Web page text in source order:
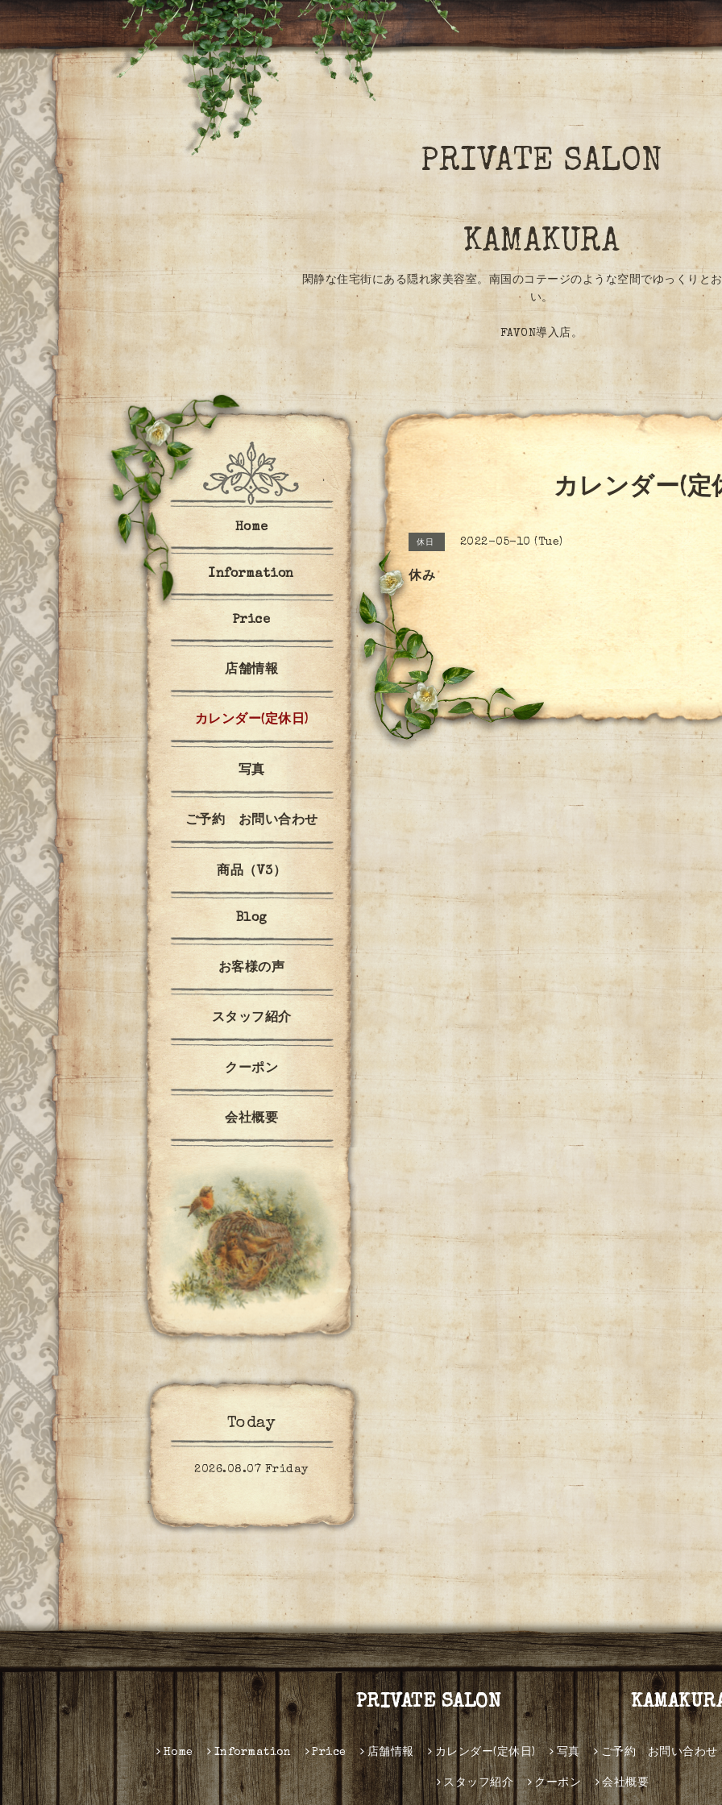
PRIVATE SALON
KAMAKURA
閑静な住宅街にある隠れ家美容室。南国のコテージのような空間でゆっくりと
い。
FAVON導入店。
カレンダー(定
休日 2022-05-10 (Tue)
休み
Home
Information
Price
店舗情報
カレンダー(定休日)
写真
ご予約 お問い合わせ
商品（V3）
Blog
お客様の声
スタッフ紹介
クーポン
会社概要
Today
2026.08.07 Friday
PRIVATE SALON
Home Information Price 店舗情報 カレンダー(定休日) 写真 ご予約 お問い合わせ
スタッフ紹介 クーポン 会社概要